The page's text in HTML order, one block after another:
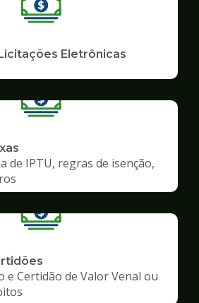
Eletrônicas
de IPTU, regras de isenção,
e Certidão de Valor Venal ou